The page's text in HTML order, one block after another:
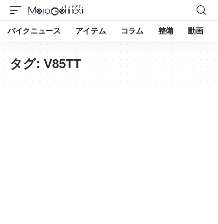
バイクニュース アイテム コラム 整備 動画
タグ: V85TT